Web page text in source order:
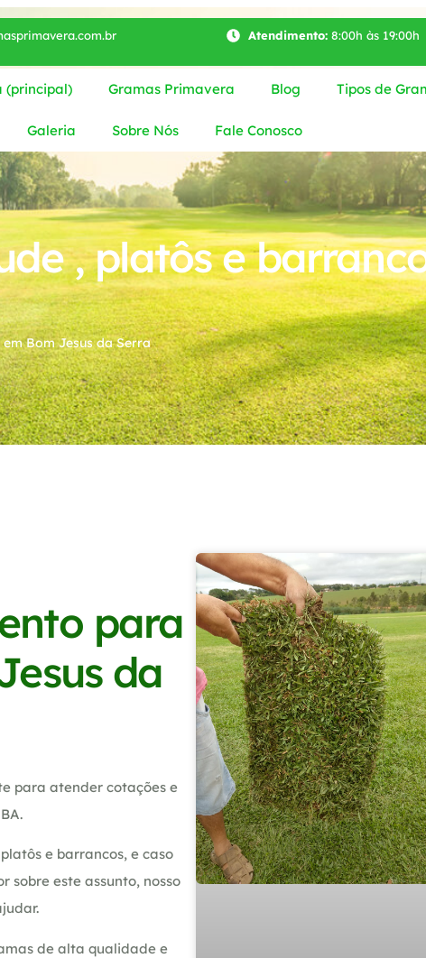
Atendimento:8:00h às 19:00h
(principal) Gramas Primavera Blog Tipos de
Galeria Sobre Nós Fale Conosco
, platôs e
Bom Jesus da Serra
para
da
para atender cotações e
e barrancos, e caso
sobre este assunto, nosso
de alta qualidade e